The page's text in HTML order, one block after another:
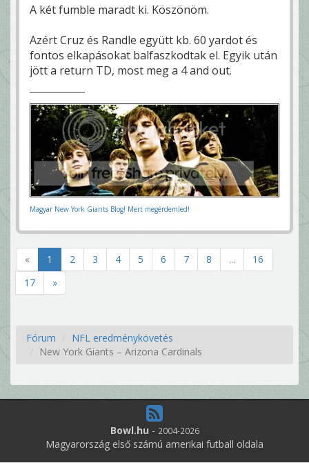
A két fumble maradt ki. Köszönöm.
Azért Cruz és Randle együtt kb. 60 yardot és
fontos elkapásokat balfaszkodtak el. Egyik után
jött a return TD, most meg a 4 and out.
Magyar New York Giants Blog! Mert megérdemled!
« 1 2 3 4 5 6 7 8 ...
16
17
»
Fórum
NFL eredménykövetés
New York Giants – Arizona Cardinals
Bowl.hu - 2004-2026
Magyarország első számú amerikai futball oldala